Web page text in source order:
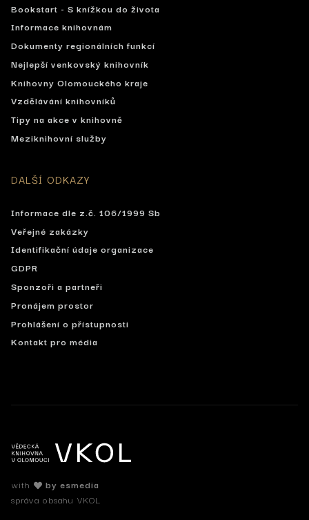
Bookstart - S knížkou do života
Informace knihovnám
Dokumenty regionálních funkcí
Nejlepší venkovský knihovník
Knihovny Olomouckého kraje
Vzdělávání knihovníků
Tipy na akce v knihovně
Meziknihovní služby
DALŠÍ ODKAZY
Informace dle z.č. 106/1999 Sb
Veřejné zakázky
Identifikační údaje organizace
GDPR
Sponzoři a partneři
Pronájem prostor
Prohlášení o přístupnosti
Kontakt pro média
with
by esmedia
správa obsahu VKOL